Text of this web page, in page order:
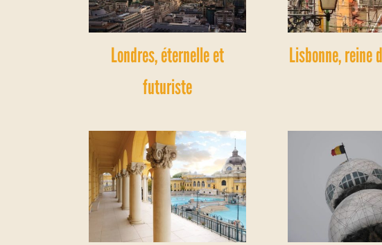
Londres, éternelle et
futuriste
Lisbonne, reine